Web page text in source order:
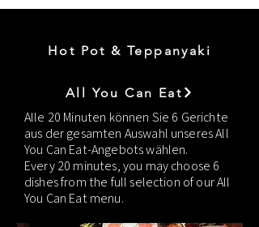
Hot Pot & Teppanyaki
All You Can Eat
Alle 20 Minuten können Sie 6 Gerichte
aus der gesamten Auswahl unseres All
You Can Eat-Angebots wählen.​
Every 20 minutes, you may choose 6
dishes from the full selection of our All
You Can Eat menu.